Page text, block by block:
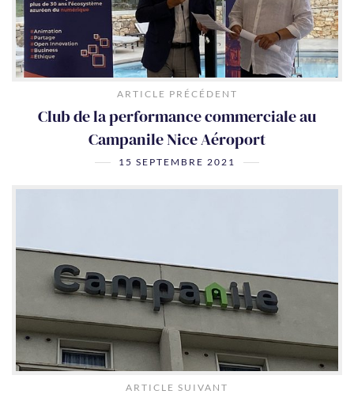
ARTICLE PRÉCÉDENT
Club de la performance commerciale au
Campanile Nice Aéroport
15 SEPTEMBRE 2021
ARTICLE SUIVANT